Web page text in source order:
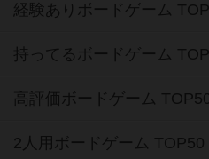
経験ありボードゲーム
持ってるボードゲーム
高評価ボードゲーム
2人用ボードゲーム TOP50